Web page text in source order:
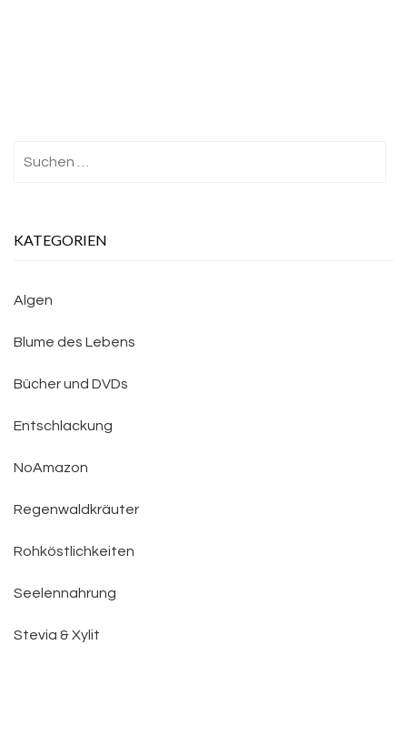
KATEGORIEN
Algen
Blume des Lebens
Bücher und DVDs
Entschlackung
NoAmazon
Regenwaldkräuter
Rohköstlichkeiten
Seelennahrung
Stevia & Xylit